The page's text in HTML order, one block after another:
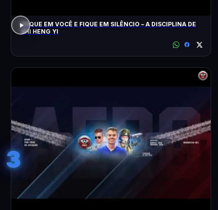
FOQUE EM VOCÊ E FIQUE EM SILÊNCIO – A DISCIPLINA DE
SHI HENG YI
3